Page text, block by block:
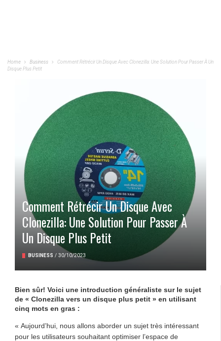
Home Business
Comment Rétrécir Un Disque Avec Clonezilla: Une Solution Pour Passer À Un
Disque Plus Petit
Comment Rétrécir Un Disque Avec
Clonezilla: Une Solution Pour Passer À
Un Disque Plus Petit
BUSINESS / 30/10/2023
Bien sûr! Voici une introduction généraliste sur le sujet
de « Clonezilla vers un disque plus petit » en utilisant
cinq mots en gras :
« Aujourd’hui, nous allons aborder un sujet très intéressant
pour les utilisateurs souhaitant optimiser l’espace de